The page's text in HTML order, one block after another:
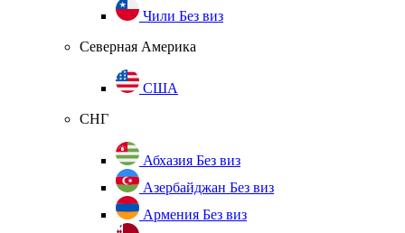
Чили Без виз
Северная Америка
США
СНГ
Абхазия Без виз
Азербайджан Без виз
Армения Без виз